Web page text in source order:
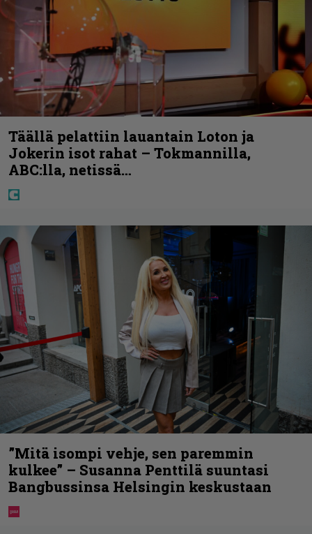
Täällä pelattiin lauantain Loton ja
Jokerin isot rahat – Tokmannilla,
ABC:lla, netissä…
”Mitä isompi vehje, sen paremmin
kulkee” – Susanna Penttilä suuntasi
Bangbussinsa Helsingin keskustaan